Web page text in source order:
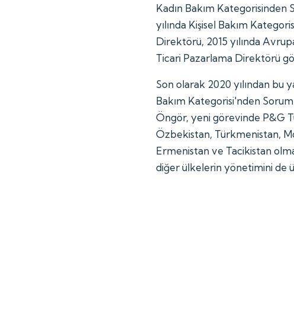
Kadın Bakım
yılında Kişisel Bakım
Direktörü, 2015 yılında
Ticari Pazarlama Direktörü
Son olarak 2020 yılından
Bakım Kategorisi'nden
Öngör, yeni görevinde P&G
Özbekistan, Türkmenistan,
Ermenistan ve Tacikistan
diğer ülkelerin yönetimini de